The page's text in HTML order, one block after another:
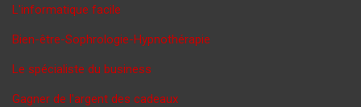
L'informatique facile
Bien-être-Sophrologie-Hypnothérapie
Le spécialiste du business
Gagner de l'argent des cadeaux